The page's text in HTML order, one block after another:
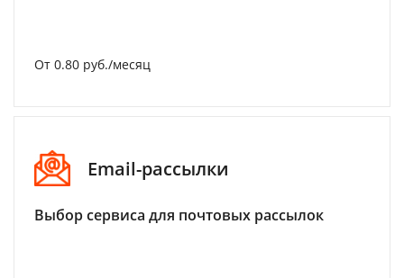
От 0.80 руб./месяц
Email-рассылки
Выбор сервиса для почтовых рассылок